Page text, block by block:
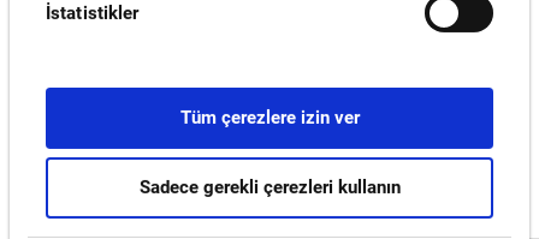
İstatistikler
Tüm çerezlere izin ver
Sadece gerekli çerezleri kullanın